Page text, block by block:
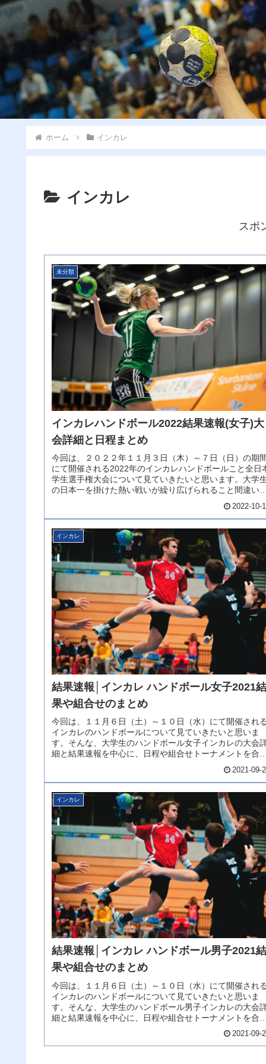
ホーム インカレ
インカレ
スポ
未分類
インカレハンドボール2022結果速報(女子)大
会詳細と日程まとめ
今回は、２０２２年１１月３日（木）～７日（日）の期
にて開催される2022年のインカレハンドボールこと全日
学生選手権大会について見ていきたいと思います。大学
の日本一を掛けた熱い戦いが繰り広げられること間違い
2022-10-
インカレ
結果速報│インカレ ハンドボール女子2021結
果や組合せのまとめ
今回は、１１月６日（土）～１０日（水）にて開催され
インカレのハンドボールについて見ていきたいと思いま
す。そんな、大学生のハンドボール女子インカレの大会
細と結果速報を中心に、日程や組合せトーナメントを合
2021-09-
インカレ
結果速報│インカレ ハンドボール男子2021結
果や組合せのまとめ
今回は、１１月６日（土）～１０日（水）にて開催され
インカレのハンドボールについて見ていきたいと思いま
す。そんな、大学生のハンドボール男子インカレの大会
細と結果速報を中心に、日程や組合せトーナメントを合
2021-09-